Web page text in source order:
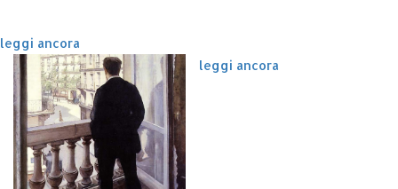
leggi ancora
leggi ancora